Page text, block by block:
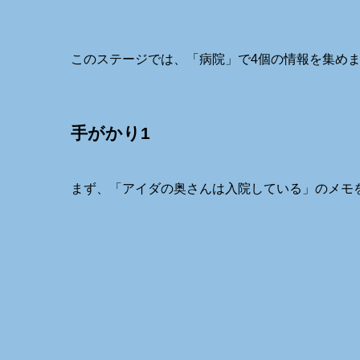
このステージでは、「病院」で4個の情報を集めま
手がかり1
まず、「 アイダの奥さんは入院している 」のメモ